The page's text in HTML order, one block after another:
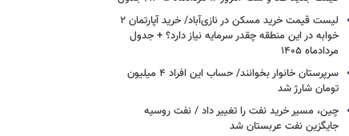
لیست قیمت خرید مسکن در نازی‌آباد/ خرید آپارتمان ۲
خوابه در این منطقه چقدر سرمایه نیاز دارد؟ + جدول
مردادماه ۱۴۰۵
سرپرستان خانوار بخوانند/ حساب این افراد ۴ میلیون
تومان شارژ شد
چین، مسیر خرید نفت را تغییر داد / نفت روسیه
جایگزین نفت عربستان شد